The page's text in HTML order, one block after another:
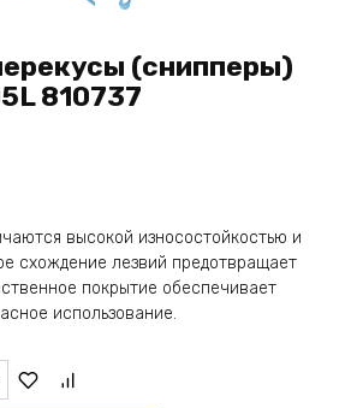
(снипперы)
810737
высокой износостойкостью и
схождение лезвий предотвращает
покрытие обеспечивает
использование.